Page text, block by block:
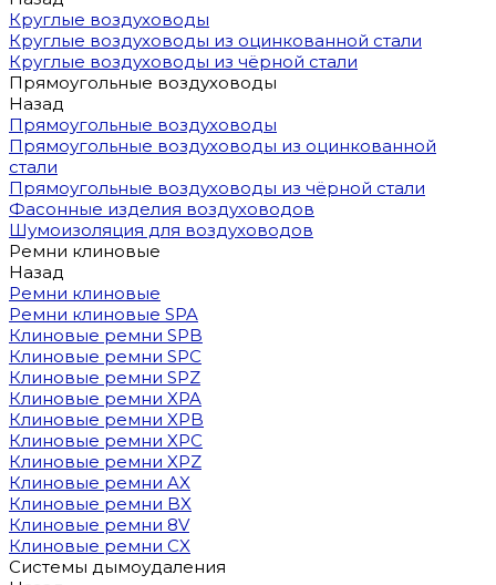
Круглые воздуховоды
Круглые воздуховоды из оцинкованной стали
Круглые воздуховоды из чёрной стали
Прямоугольные воздуховоды
Назад
Прямоугольные воздуховоды
Прямоугольные воздуховоды из оцинкованной
стали
Прямоугольные воздуховоды из чёрной стали
Фасонные изделия воздуховодов
Шумоизоляция для воздуховодов
Ремни клиновые
Назад
Ремни клиновые
Ремни клиновые SPA
Клиновые ремни SPB
Клиновые ремни SPC
Клиновые ремни SPZ
Клиновые ремни XPA
Клиновые ремни XPB
Клиновые ремни XPC
Клиновые ремни XPZ
Клиновые ремни AX
Клиновые ремни BX
Клиновые ремни 8V
Клиновые ремни CX
Системы дымоудаления